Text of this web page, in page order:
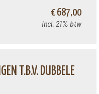
€ 687,00
Incl. 21% btw
T.B.V. DUBBELE